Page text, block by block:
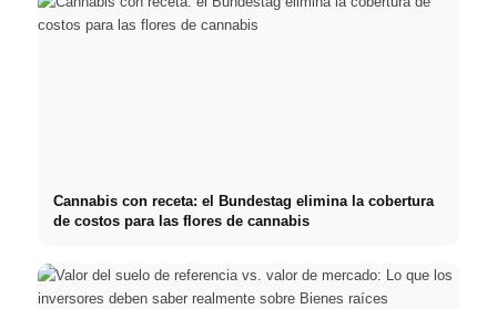
Cannabis con receta: el Bundestag elimina la cobertura
de costos para las flores de cannabis